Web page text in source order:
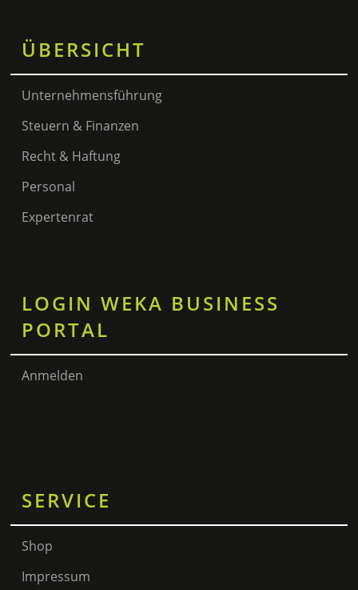
ÜBERSICHT
Unternehmensführung
Steuern & Finanzen
Recht & Haftung
Personal
Expertenrat
LOGIN WEKA BUSINESS
PORTAL
Anmelden
SERVICE
Shop
Impressum